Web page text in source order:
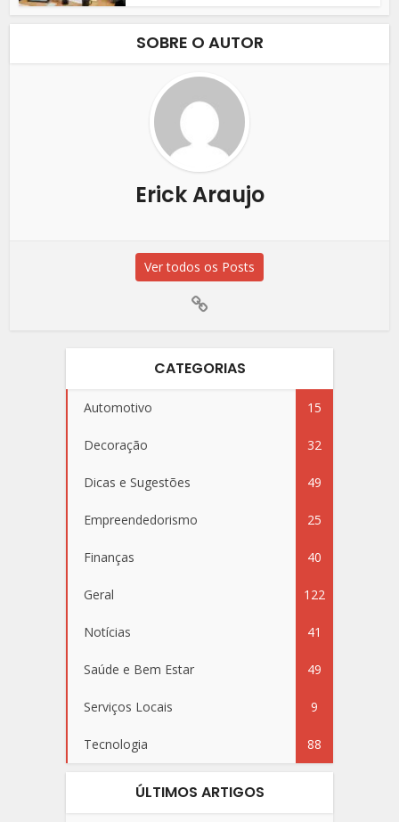
SOBRE O AUTOR
Erick Araujo
Ver todos os Posts
CATEGORIAS
Automotivo 15
Decoração 32
Dicas e Sugestões 49
Empreendedorismo 25
Finanças 40
Geral 122
Notícias 41
Saúde e Bem Estar 49
Serviços Locais 9
Tecnologia 88
ÚLTIMOS ARTIGOS